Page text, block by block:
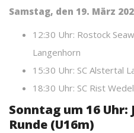
Samstag, den 19. März
12:30 Uhr: Rostock
Langenhorn
15:30 Uhr: SC Alstertal
18:30 Uhr: SC Rist
Sonntag um 16 Uhr:
Runde (U16m)